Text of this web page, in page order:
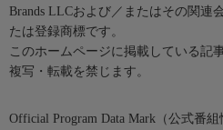
Brands LLCおよび／またはその関連
たは登録商標です。
このホームページに掲載している記
複写・転載を禁じます。
Official Program Data Mark（公式番組